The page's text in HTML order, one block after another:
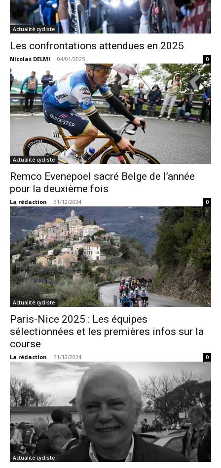
Actualité cycliste
Les confrontations attendues en 2025
Nicolas DELMI - 04/01/2025 0
Actualité cycliste
Remco Evenepoel sacré Belge de l’année
pour la deuxième fois
La rédaction - 31/12/2024 0
Actualité cycliste
Paris-Nice 2025 : Les équipes
sélectionnées et les premières infos sur la
course
La rédaction - 31/12/2024 0
Actualité cycliste